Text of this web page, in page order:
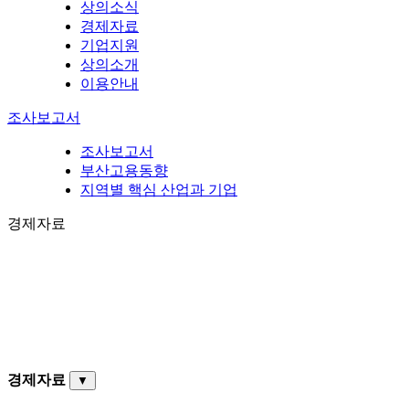
상의소식
경제자료
기업지원
상의소개
이용안내
조사보고서
조사보고서
부산고용동향
지역별 핵심 산업과 기업
경제자료
경제자료 ▼